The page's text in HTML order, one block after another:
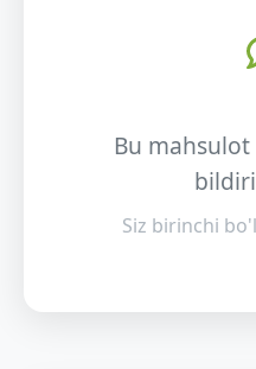
Bu
Siz birinchi